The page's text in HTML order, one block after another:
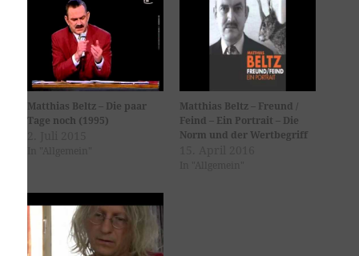
Matthias Beltz – Die paar
Tage noch (1995)
Matthias Beltz – Freund /
Feind – Ein Portrait – Die
Norm und der Wertbegriff